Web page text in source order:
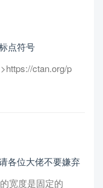
点符号
ctan.org/p
各位大佬不要嫌弃
宽度是固定的